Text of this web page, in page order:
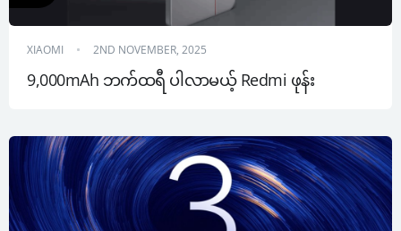
XIAOMI 2ND NOVEMBER, 2025
9,000mAh ဘက်ထရီ ပါလာမယ့် Redmi ဖုန်း